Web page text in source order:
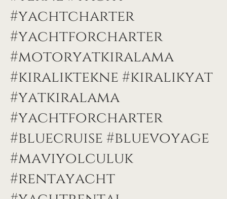
#yachtcharter
#yachtforcharter
#motoryatkiralama
#kiralıktekne #kiralıkyat
#yatkiralama
#yachtforcharter
#bluecruise #bluevoyage
#maviyolculuk
#rentayacht